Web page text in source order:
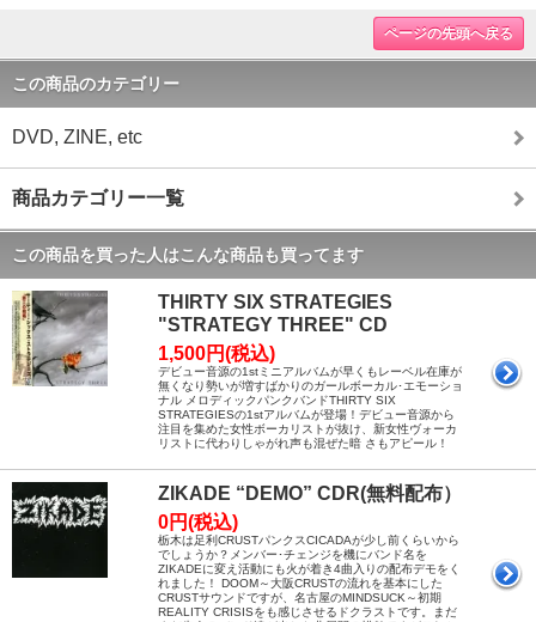
ページの先頭へ戻る
この商品のカテゴリー
DVD, ZINE, etc
商品カテゴリー一覧
この商品を買った人はこんな商品も買ってます
THIRTY SIX STRATEGIES
"STRATEGY THREE" CD
1,500円(税込)
デビュー音源の1stミニアルバムが早くもレーベル在庫が
無くなり勢いが増すばかりのガールボーカル･エモーショ
ナル メロディックパンクバンドTHIRTY SIX
STRATEGIESの1stアルバムが登場！デビュー音源から
注目を集めた女性ボーカリストが抜け、新女性ヴォーカ
リストに代わりしゃがれ声も混ぜた暗 さもアピール！
ZIKADE “DEMO” CDR(無料配布）
0円(税込)
栃木は足利CRUSTパンクスCICADAが少し前くらいから
でしょうか？メンバー･チェンジを機にバンド名を
ZIKADEに変え活動にも火が着き4曲入りの配布デモをく
れました！ DOOM～大阪CRUSTの流れを基本にした
CRUSTサウンドですが、名古屋のMINDSUCK～初期
REALITY CRISISをも感じさせるドクラストです。まだ